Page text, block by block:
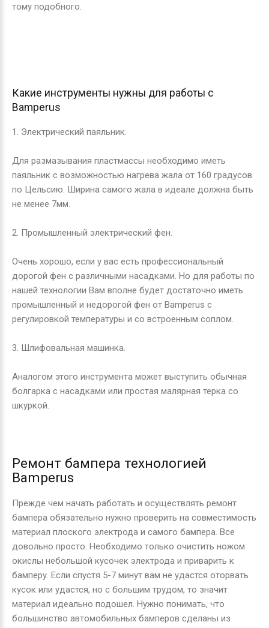
тому подобного.
Какие инструменты нужны для работы с
Bamperus
1. Электрический паяльник.
Для размазывания пластмассы необходимо иметь
паяльник с возможностью нагрева жала от 160 градусов
по Цельсию. Ширина самого жала в идеале должна быть
не менее 7мм.
2. Промышленный электрический фен.
Очень хорошо, если у вас есть профессиональный
дорогой фен с различными насадками. Но для работы по
нашей технологии Вам вполне будет достаточно иметь
промышленный и недорогой фен от Bamperus с
регулировкой температуры и со встроенным соплом.
3. Шлифовальная машинка.
Аналогом этого инструмента может выступить обычная
болгарка с насадками или простая малярная терка со
шкуркой.
Ремонт бампера технологией
Bamperus
Прежде чем начать работать и осуществлять ремонт
бампера обязательно нужно проверить на совместимость
материал плоского электрода и самого бампера. Все
довольно просто. Необходимо только очистить ножом
окислы небольшой кусочек электрода и приварить к
бамперу. Если спустя 5-7 минут вам не удастся оторвать
кусок или удастся, но с большим трудом, то значит
материал идеально подошел. Нужно понимать, что
большинство автомобильных бамперов сделаны из